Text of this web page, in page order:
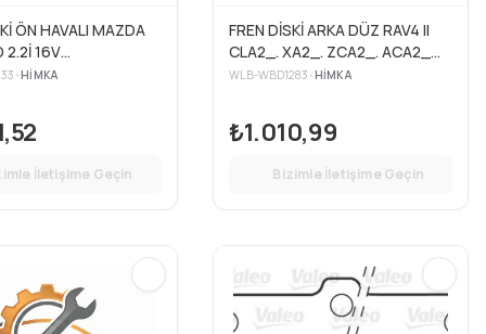
ÖN HAVALI MAZDA
2.2İ 16V
5 BIJON
• HIMKA
İletişime Geçin
FREN DİSKİ ARKA DÜZ RAV4 II
CLA2_. XA2_. ZCA2_. ACA2_
2.0 VVTI 303×9.1X62X62.8 5
WLB-WBD1283 • HIMKA
₺1.010,99
Bizimle İletişime Geçin